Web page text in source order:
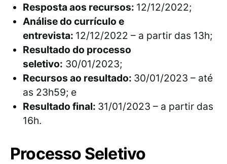
Resposta aos recursos: 12/12/2022;
Análise do currículo e
entrevista: 12/12/2022 – a partir das 13h;
Resultado do processo
seletivo: 30/01/2023;
Recursos ao resultado: 30/01/2023 – até
as 23h59; e
Resultado final: 31/01/2023 – a partir das
16h.
Processo Seletivo